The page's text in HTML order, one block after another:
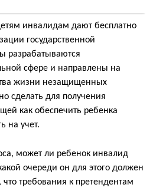
инвалидам дают бесплатно
государственной
разрабатываются
сфере и направлены на
жизни незащищенных
сделать для получения
как обеспечить ребенка
на учет.
может ли ребенок инвалид
очереди он для этого должен
что требования к претендентам